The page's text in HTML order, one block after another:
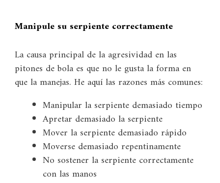
Manipule su serpiente correctamente
La causa principal de la agresividad en las
pitones de bola es que no le gusta la forma en
que la manejas. He aquí las razones más comunes:
Manipular la serpiente demasiado tiempo
Apretar demasiado la serpiente
Mover la serpiente demasiado rápido
Moverse demasiado repentinamente
No sostener la serpiente correctamente
con las manos